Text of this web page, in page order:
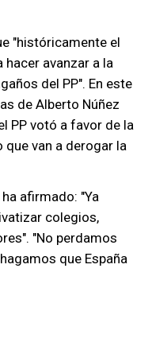
"históricamente el
hacer avanzar a la
del PP". En este
de Alberto Núñez
PP votó a favor de la
van a derogar la
afirmado: "Ya
colegios,
"No perdamos
que España